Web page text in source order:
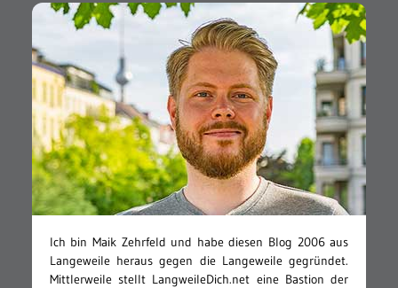
Ich bin Maik Zehrfeld und habe diesen Blog 2006 aus
Langeweile heraus gegen die Langeweile gegründet.
Mittlerweile stellt LangweileDich.net eine Bastion der